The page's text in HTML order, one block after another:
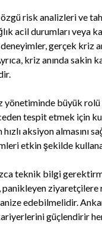
risk analizleri ve
acil durumları
gerçek kriz
kriz anında
yönetiminde büyük
tespit etmek için
aksiyon almasını
etkin şekilde
teknik bilgi
panikleyen
edebilmelidir.
güçlendirir